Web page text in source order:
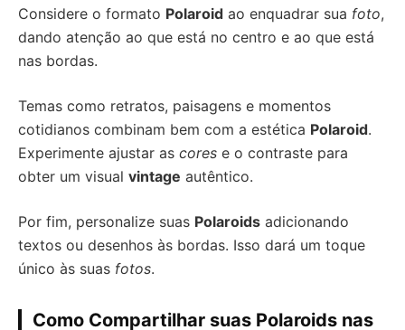
Considere o formato Polaroid ao enquadrar sua foto,
dando atenção ao que está no centro e ao que está
nas bordas.
Temas como retratos, paisagens e momentos
cotidianos combinam bem com a estética Polaroid.
Experimente ajustar as cores e o contraste para
obter um visual vintage autêntico.
Por fim, personalize suas Polaroids adicionando
textos ou desenhos às bordas. Isso dará um toque
único às suas fotos.
Como Compartilhar suas Polaroids nas